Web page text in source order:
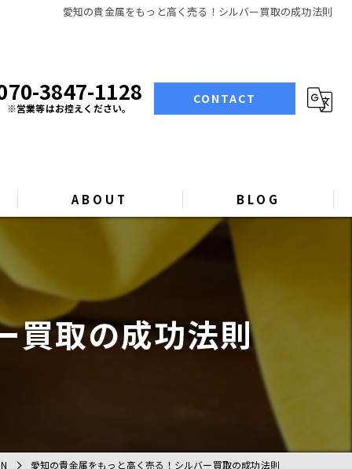
愛知の貴金属をもっと高く売る！シルバー買取の成功法則
3847-1128
※営業等はお控えください。
CONTACT
ABOUT BLOG
COLUMN
買取の成功法則
愛知の貴金属をもっと高く売る！シルバー買取の成功法則